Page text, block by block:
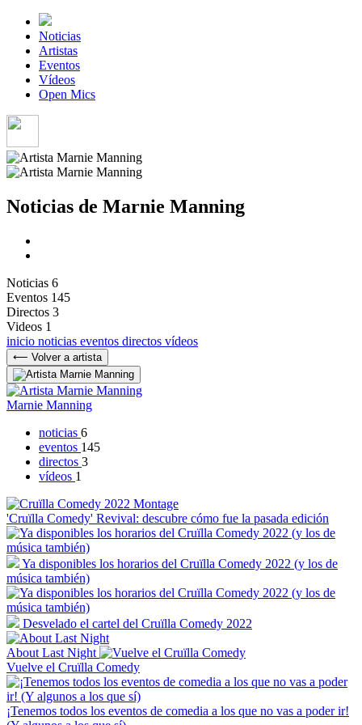
Noticias
Artistas
Eventos
Vídeos
Open Mics
Noticias de Marnie Manning
Noticias 6
Eventos 145
Directos 3
Videos 1
inicio noticias eventos directos vídeos
⟵ Volver a artista
Marnie Manning
noticias 6
eventos 145
directos 3
vídeos 1
'Cruïlla Comedy' Revival: descubre cómo fue la pasada edición
Ya disponibles los horarios del Cruïlla Comedy 2022 (y los de
música también)
Desvelado el cartel del Cruïlla Comedy 2022
About Last Night
Vuelve el Cruïlla Comedy
¡Tenemos todos los eventos de comedia a los que no vas a poder ir!